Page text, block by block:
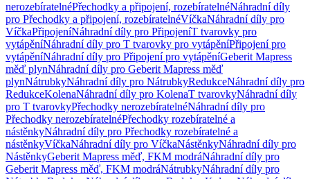
nerozebíratelnéPřechodky a připojení, rozebíratelnéNáhradní díly
pro Přechodky a připojení, rozebíratelnéVíčkaNáhradní díly pro
VíčkaPřipojeníNáhradní díly pro PřipojeníT tvarovky pro
vytápěníNáhradní díly pro T tvarovky pro vytápěníPřipojení pro
vytápěníNáhradní díly pro Připojení pro vytápěníGeberit Mapress
měď plynNáhradní díly pro Geberit Mapress měď
plynNátrubkyNáhradní díly pro NátrubkyRedukceNáhradní díly pro
RedukceKolenaNáhradní díly pro KolenaT tvarovkyNáhradní díly
pro T tvarovkyPřechodky nerozebíratelnéNáhradní díly pro
Přechodky nerozebíratelnéPřechodky rozebíratelné a
nástěnkyNáhradní díly pro Přechodky rozebíratelné a
nástěnkyVíčkaNáhradní díly pro VíčkaNástěnkyNáhradní díly pro
NástěnkyGeberit Mapress měď, FKM modráNáhradní díly pro
Geberit Mapress měď, FKM modráNátrubkyNáhradní díly pro